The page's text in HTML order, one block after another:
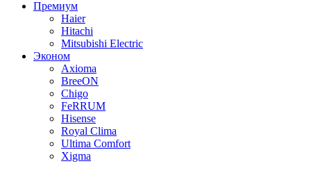
Премиум
Haier
Hitachi
Mitsubishi Electric
Эконом
Axioma
BreeON
Chigo
FeRRUM
Hisense
Royal Clima
Ultima Comfort
Xigma